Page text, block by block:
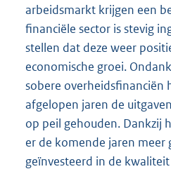
arbeidsmarkt krijgen een
financiële sector is stevig
stellen dat deze weer
economische groei.
sobere overheidsfinanciën
afgelopen jaren de
op peil gehouden. Dankzij
er de komende jaren meer
geïnvesteerd in de